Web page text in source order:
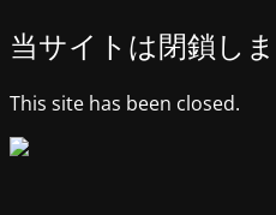
当サイトは閉鎖し
This site has been closed.